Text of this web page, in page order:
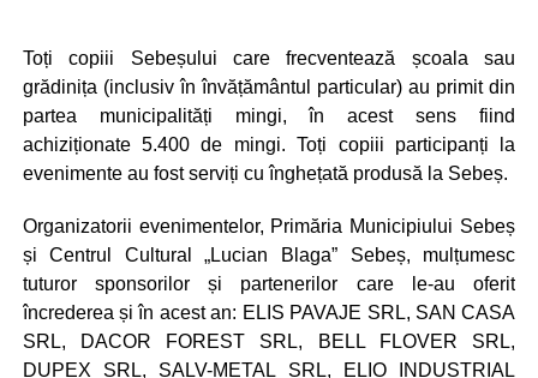
Toți copiii Sebeșului care frecventează școala sau
grădinița (inclusiv în învățământul particular) au primit din
partea municipalități mingi, în acest sens fiind
achiziționate 5.400 de mingi. Toți copiii participanți la
evenimente au fost serviți cu înghețată produsă la Sebeș.
Organizatorii evenimentelor, Primăria Municipiului Sebeș
și Centrul Cultural „Lucian Blaga” Sebeș, mulțumesc
tuturor sponsorilor și partenerilor care le-au oferit
încrederea și în acest an: ELIS PAVAJE SRL, SAN CASA
SRL, DACOR FOREST SRL, BELL FLOVER SRL,
DUPEX SRL, SALV-METAL SRL, ELIO INDUSTRIAL